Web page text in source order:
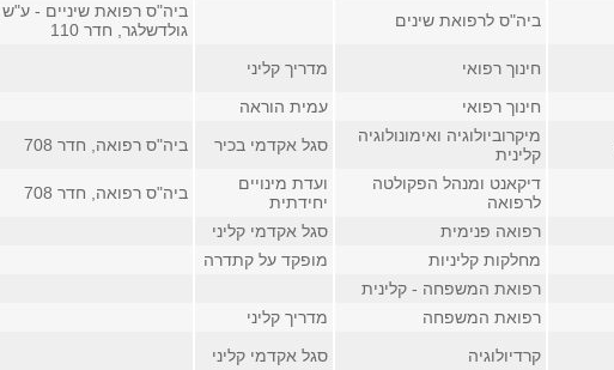
ביה"ס לרפואת שינים
ביה"ס רפואת שיניים - ע"ש
גולדשלגר, חדר 110
חינוך רפואי
מדריך קליני
חינוך רפואי
עמית הוראה
מיקרוביולוגיה ואימונולוגיה
קלינית
סגל אקדמי בכיר ביה"ס רפואה, חדר 708
דיקאנט ומנהל הפקולטה
לרפואה
ועדת מינויים
יחידתית
ביה"ס רפואה, חדר 708
רפואה פנימית סגל אקדמי קליני
מחלקות קליניות מופקד על קתדרה
רפואת המשפחה - קלינית
רפואת המשפחה
מדריך קליני
קרדיולוגיה סגל אקדמי קליני